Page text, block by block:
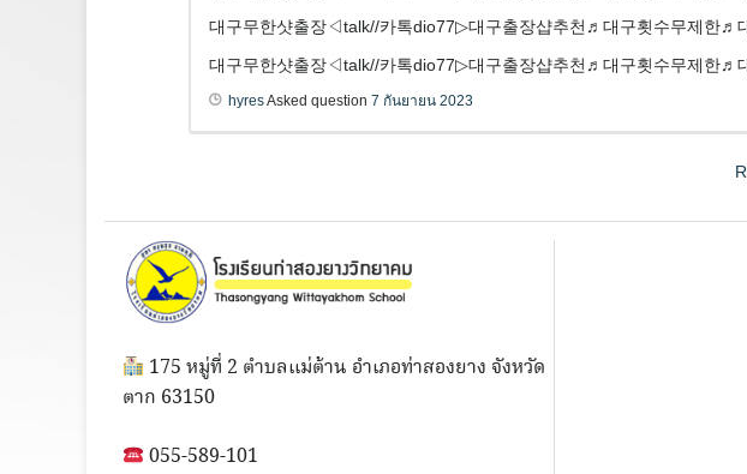
대구무한샷출장◁talk//카톡dio77▷대구출장샵추천♬대구횟수무제한
대구무한샷출장◁talk//카톡dio77▷대구출장샵추천♬대구횟수무제한
hyresAsked question 7 กันยายน 2023
175 หมู่ที่ 2 ตำบลแม่ต้าน อำเภอท่าสองยาง จังหวัด
ตาก 63150
055-589-101